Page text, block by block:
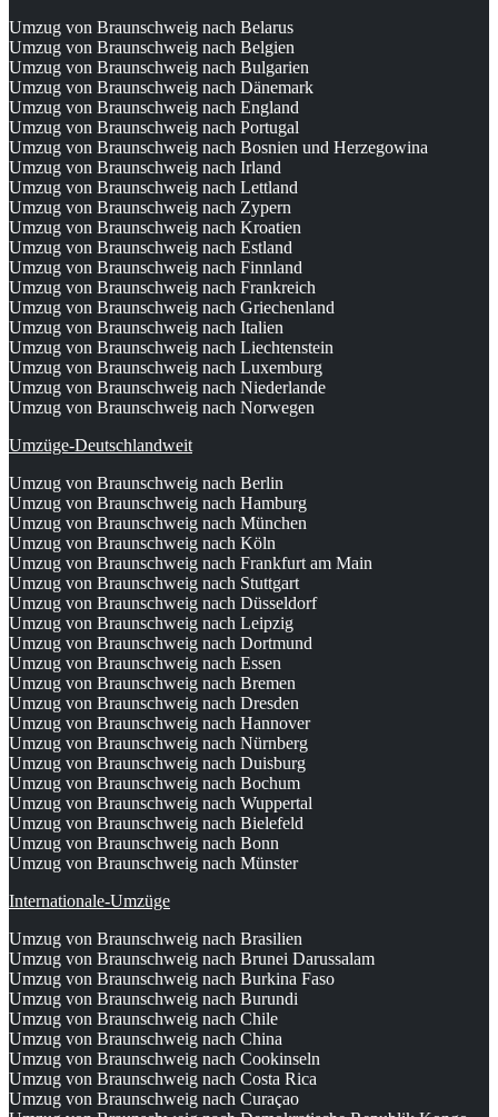
Umzug von Braunschweig nach Belarus
Umzug von Braunschweig nach Belgien
Umzug von Braunschweig nach Bulgarien
Umzug von Braunschweig nach Dänemark
Umzug von Braunschweig nach England
Umzug von Braunschweig nach Portugal
Umzug von Braunschweig nach Bosnien und Herzegowina
Umzug von Braunschweig nach Irland
Umzug von Braunschweig nach Lettland
Umzug von Braunschweig nach Zypern
Umzug von Braunschweig nach Kroatien
Umzug von Braunschweig nach Estland
Umzug von Braunschweig nach Finnland
Umzug von Braunschweig nach Frankreich
Umzug von Braunschweig nach Griechenland
Umzug von Braunschweig nach Italien
Umzug von Braunschweig nach Liechtenstein
Umzug von Braunschweig nach Luxemburg
Umzug von Braunschweig nach Niederlande
Umzug von Braunschweig nach Norwegen
Umzüge-Deutschlandweit
Umzug von Braunschweig nach Berlin
Umzug von Braunschweig nach Hamburg
Umzug von Braunschweig nach München
Umzug von Braunschweig nach Köln
Umzug von Braunschweig nach Frankfurt am Main
Umzug von Braunschweig nach Stuttgart
Umzug von Braunschweig nach Düsseldorf
Umzug von Braunschweig nach Leipzig
Umzug von Braunschweig nach Dortmund
Umzug von Braunschweig nach Essen
Umzug von Braunschweig nach Bremen
Umzug von Braunschweig nach Dresden
Umzug von Braunschweig nach Hannover
Umzug von Braunschweig nach Nürnberg
Umzug von Braunschweig nach Duisburg
Umzug von Braunschweig nach Bochum
Umzug von Braunschweig nach Wuppertal
Umzug von Braunschweig nach Bielefeld
Umzug von Braunschweig nach Bonn
Umzug von Braunschweig nach Münster
Internationale-Umzüge
Umzug von Braunschweig nach Brasilien
Umzug von Braunschweig nach Brunei Darussalam
Umzug von Braunschweig nach Burkina Faso
Umzug von Braunschweig nach Burundi
Umzug von Braunschweig nach Chile
Umzug von Braunschweig nach China
Umzug von Braunschweig nach Cookinseln
Umzug von Braunschweig nach Costa Rica
Umzug von Braunschweig nach Curaçao